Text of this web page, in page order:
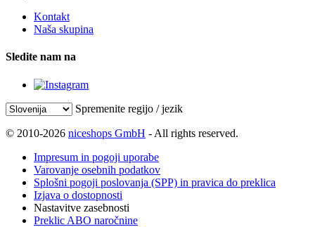
Kontakt
Naša skupina
Sledite nam na
Spremenite regijo / jezik
© 2010-2026 niceshops GmbH - All rights reserved.
Impresum in pogoji uporabe
Varovanje osebnih podatkov
Splošni pogoji poslovanja (SPP) in pravica do preklica
Izjava o dostopnosti
Nastavitve zasebnosti
Preklic ABO naročnine